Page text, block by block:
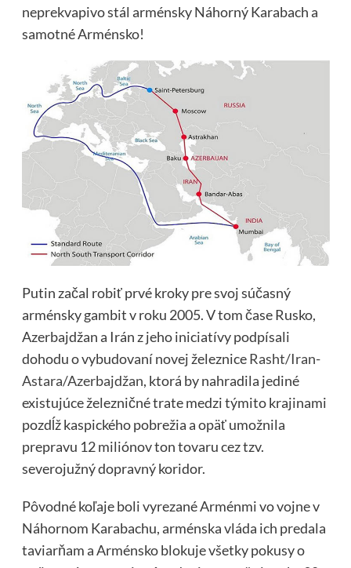
neprekvapivo stál arménsky Náhorný Karabach a
samotné Arménsko!
Putin začal robiť prvé kroky pre svoj súčasný
arménsky gambit v roku 2005. V tom čase Rusko,
Azerbajdžan a Irán z jeho iniciatívy podpísali
dohodu o vybudovaní novej železniceRasht/Iran-
Astara/Azerbajdžan, ktorá by nahradila jediné
existujúce železničné trate medzi týmito krajinami
pozdĺž kaspického pobrežia a opäť umožnila
prepravu 12 miliónov ton tovaru cez tzv.
severojužný dopravný koridor.
Pôvodné koľaje boli vyrezané Arménmi vo vojne v
Náhornom Karabachu, arménska vláda ich predala
taviarňam a Arménsko blokuje všetky pokusy o